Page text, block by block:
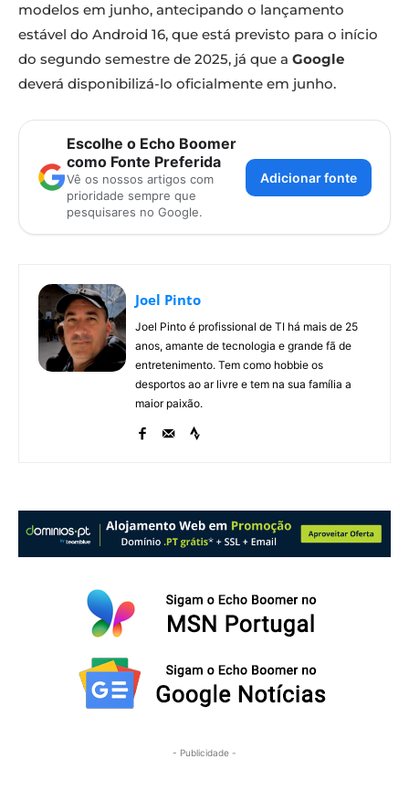
modelos em junho, antecipando o lançamento
estável do Android 16, que está previsto para o início
do segundo semestre de 2025, já que a Google
deverá disponibilizá-lo oficialmente em junho.
Escolhe o Echo Boomer
como Fonte Preferida
Vê os nossos artigos com
prioridade sempre que
pesquisares no Google.
Adicionar fonte
Joel Pinto
Joel Pinto é profissional de TI há mais de 25
anos, amante de tecnologia e grande fã de
entretenimento. Tem como hobbie os
desportos ao ar livre e tem na sua família a
maior paixão.
- Publicidade -